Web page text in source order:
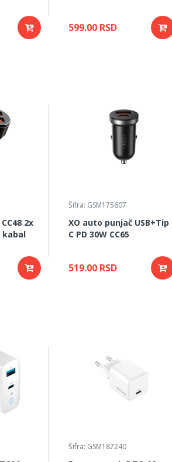
599.00 RSD
2x
kabal
Šifra: GSM175607
XO auto punjač USB+Tip
C PD 30W CC65
519.00 RSD
Šifra: GSM187240